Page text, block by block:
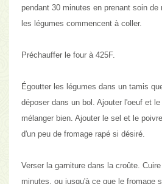
pendant 30 minutes en prenant soin de
les légumes commencent à coller.
Préchauffer le four à 425F.
Égoutter les légumes dans un tamis
déposer dans un bol. Ajouter l'oeuf et
mélanger bien. Ajouter le sel et le
d'un peu de fromage rapé si désiré.
Verser la garniture dans la croûte.
minutes, ou jusqu'à ce que le fromage